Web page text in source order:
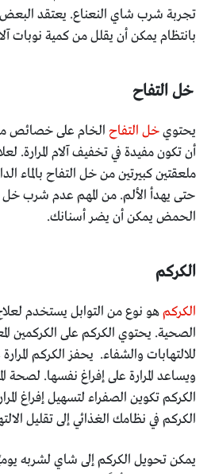
تجربة شرب شاي النعناع. يعتقد
بانتظام يمكن أن يقلل من كمية نوبات
خل التفاح
يحتويخل التفاح الخام على خصائص
أن تكون مفيدة في تخفيف آلام المرارة.
ملعقتين كبيرتين من خل التفاح بالماء
حتى يهدأ الألم. من المهم عدم شرب خل
الحمض يمكن أن يضر أسنانك.
الكركم
الكركمهو نوع من التوابل يستخدم
الصحية. يحتوي الكركم على الكركمين
للالتهابات والشفاء. يحفز الكركم
ويساعد المرارة على إفراغ نفسها. لصحة
الكركم تكوين الصفراء لتسهيل إفراغ
الكركم في نظامك الغذائي إلى تقليل
يمكن تحويل الكركم إلى شاي لشربه